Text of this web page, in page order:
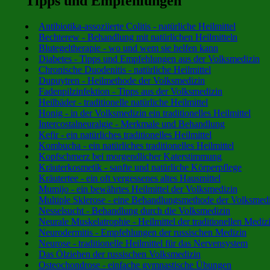
Antibiotika-assoziierte Colitis - natürliche Heilmittel
Bechterew - Behandlung mit natürlichen Heilmitteln
Blutegeltherapie - wo und wem sie helfen kann
Diabetes - Tipps und Empfehlungen aus der Volksmedizin
Chronische Duodenitis - natürliche Heilmittel
Dupuytren - Heilmethode der Volksmedizin
Fadenpilzinfektion - Tipps aus der Volksmedizin
Heilbäder - traditionelle natürliche Heilmittel
Honig - in der Volksmedizin ein traditionelles Heilmittel
Intercostalneuralgie - Merkmale und Behandlung
Kefir - ein natürliches traditionelles Heilmittel
Kombucha - ein natürliches traditionelles Heilmittel
Kopfschmerz bei morgendlicher Katerstimmung
Kräuterkosmetik - sanfte und natürliche Körperpflege
Kräutertee - ein oft vergessenes altes Hausmittel
Mumijo - ein bewährtes Heilmittel der Volksmedizin
Multiple Sklerose - eine Behandlungsmethode der
Nesselsucht - Behandlung durch die Volksmedizin
Neurale Muskelatrophie - Heilmittel der traditionellen
Neurodermitis - Empfehlungen der russischen Medizin
Neurose - traditionelle Heilmittel für das Nervensystem
Das Ölziehen der russischen Volksmedizin
Osteochondrose - einfache gymnastische Übungen